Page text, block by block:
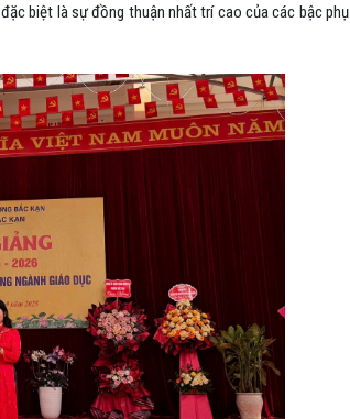
đặc biệt là sự đồng thuận nhất trí cao của các bậc phụ